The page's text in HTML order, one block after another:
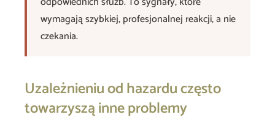
wymagają szybkiej, profesjonalnej reakcji, a nie
czekania.
Uzależnieniu od hazardu często
towarzyszą inne problemy